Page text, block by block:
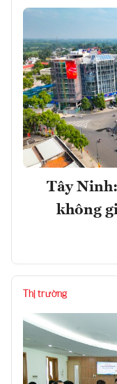
Tây
không
Thị trường